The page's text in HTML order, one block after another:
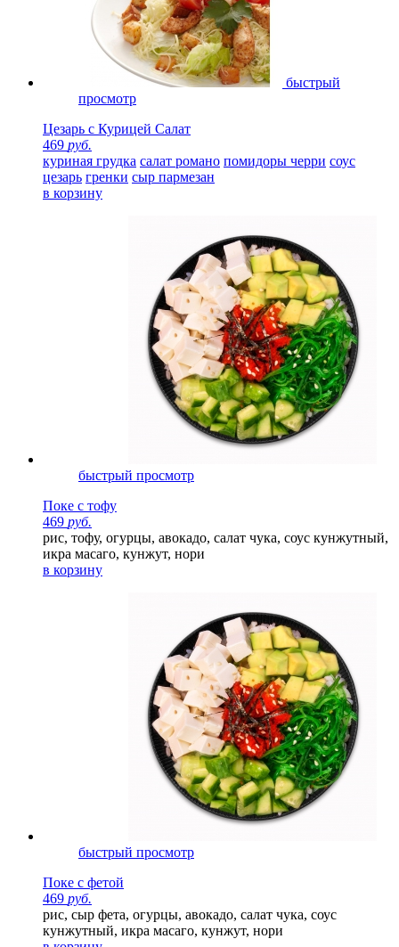
быстрый
просмотр
Цезарь с Курицей Салат
469 руб.
куриная грудка салат романо помидоры черри соус
цезарь гренки сыр пармезан
в корзину
быстрый просмотр
Поке с тофу
469 руб.
рис, тофу, огурцы, авокадо, салат чука, соус кунжутный,
икра масаго, кунжут, нори
в корзину
быстрый просмотр
Поке с фетой
469 руб.
рис, сыр фета, огурцы, авокадо, салат чука, соус
кунжутный, икра масаго, кунжут, нори